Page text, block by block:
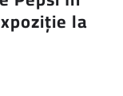
la